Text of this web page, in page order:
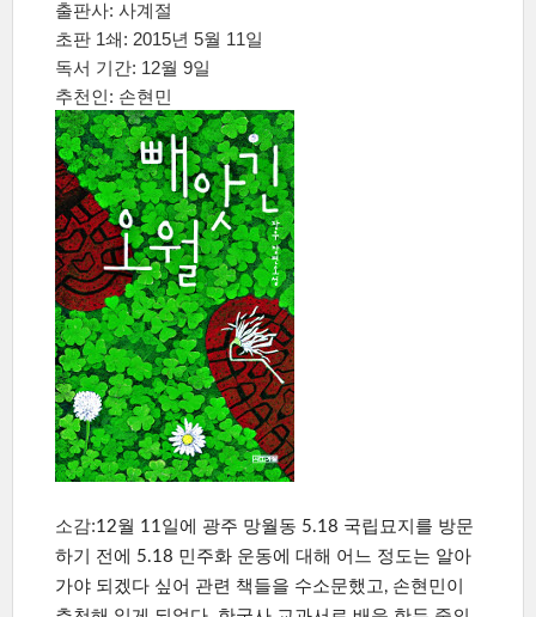
출판사: 사계절
초판 1쇄: 2015년 5월 11일
독서 기간: 12월 9일
추천인: 손현민
소감:12월 11일에 광주 망월동 5.18 국립묘지를 방문
하기 전에 5.18 민주화 운동에 대해 어느 정도는 알아
가야 되겠다 싶어 관련 책들을 수소문했고, 손현민이